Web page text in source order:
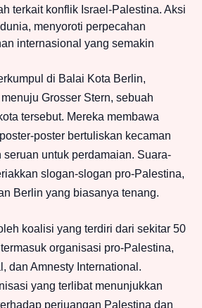
terkait konflik Israel-Palestina. Aksi
menyoroti perpecahan
internasional yang semakin
di Balai Kota Berlin,
Grosser Stern, sebuah
tersebut. Mereka membawa
poster bertuliskan kecaman
seruan untuk perdamaian. Suara-
slogan-slogan pro-Palestina,
Berlin yang biasanya tenang.
koalisi yang terdiri dari sekitar 50
organisasi pro-Palestina,
dan Amnesty International.
yang terlibat menunjukkan
perjuangan Palestina dan